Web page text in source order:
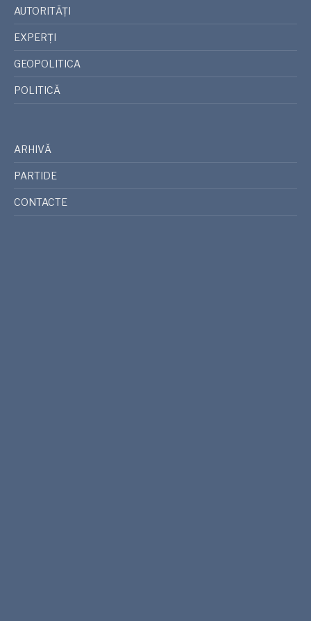
AUTORITĂȚI
EXPERȚI
GEOPOLITICA
POLITICĂ
ARHIVĂ
PARTIDE
CONTACTE